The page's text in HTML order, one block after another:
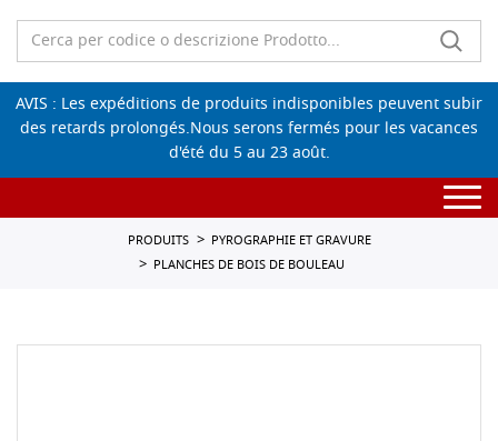
Liste de souhaits vide
AVIS : Les expéditions de produits indisponibles peuvent subir
des retards prolongés.Nous serons fermés pour les vacances
d'été du 5 au 23 août.
PRODUITS
PYROGRAPHIE ET GRAVURE
PLANCHES DE BOIS DE BOULEAU